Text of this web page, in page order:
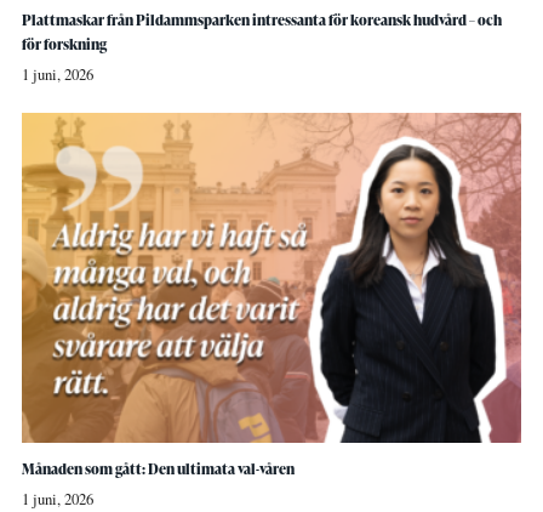
Plattmaskar från Pildammsparken intressanta för koreansk hudvård – och
för forskning
1 juni, 2026
Månaden som gått: Den ultimata val-våren
1 juni, 2026